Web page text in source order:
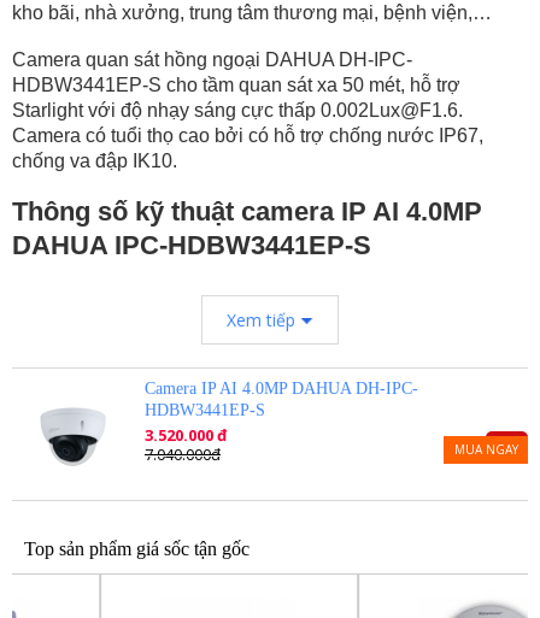
kho bãi, nhà xưởng, trung tâm thương mại, bệnh viện,…
Camera quan sát hồng ngoại DAHUA DH-IPC-
HDBW3441EP-S cho tầm quan sát xa 50 mét, hỗ trợ
Starlight với độ nhạy sáng cực thấp 0.002Lux@F1.6.
Camera có tuổi thọ cao bởi có hỗ trợ chống nước IP67,
chống va đập IK10.
Thông số kỹ thuật camera IP AI 4.0MP
DAHUA IPC-HDBW3441EP-S
– Camera giám sát bán cầu hồng ngoại, lắp đặt trong nhà.
– Độ phân giải 4.0 Megapixel.
– Cảm biến CMOS kích thước 1/3”.
– 25/30fps@4MP (2688 × 1520).
– Hỗ trợ Starlight với độ nhạy sáng cực thấp 0.005Lux@F1.6.
– Chuẩn nén H265+.
– Hỗ trợ chức năng phát hiện thông minh: Hàng rào ảo, Xâm nhập
– Tìm kiếm thông minh: Tìm kiếm nhanh sự kiện theo từng đối
– Chống ngược sáng WDR(120dB).
– Chế độ ngày đêm (ICR), tự động cân bằng trắng (AWB), tự động
bù sáng (AGC), chống ngược sáng(BLC), chống nhiễu (3D-DNR).
Xem tiếp
Camera IP AI 4.0MP DAHUA DH-IPC-
HDBW3441EP-S
3.520.000 đ
7.040.000đ
-50%
MUA NGAY
Top sản phẩm giá sốc tận gốc